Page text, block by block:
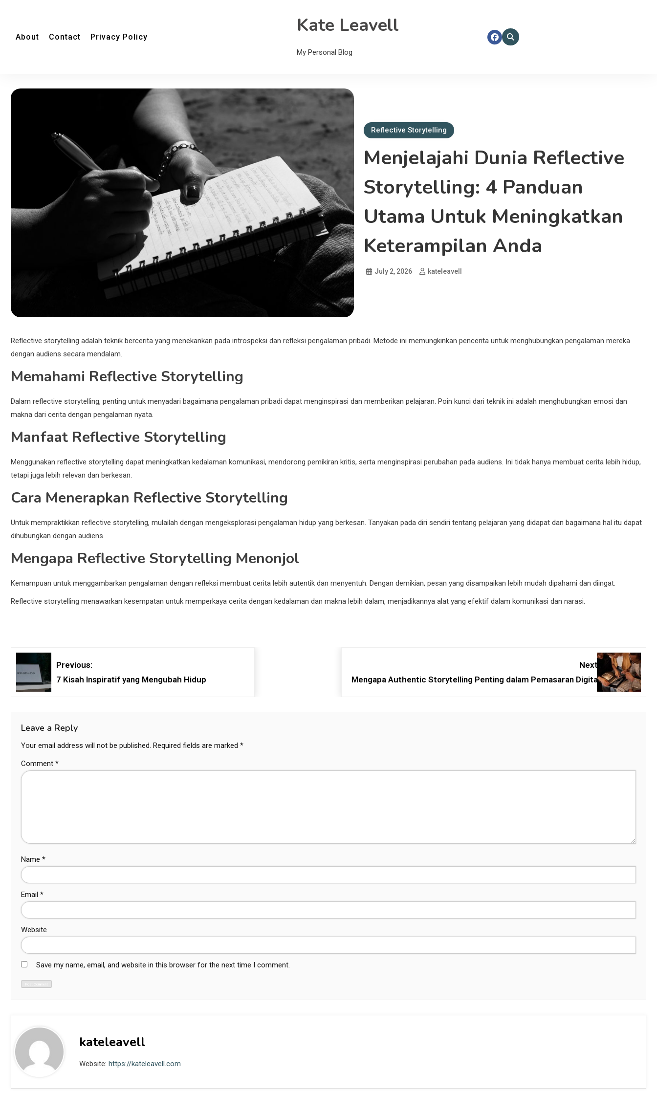
About Contact Privacy Policy Kate Leavell
My Personal Blog
Reflective Storytelling
Menjelajahi Dunia Reflective
Storytelling: 4 Panduan
Utama Untuk Meningkatkan
Keterampilan Anda
July 2, 2026 kateleavell
Reflective storytelling adalah teknik bercerita yang menekankan pada introspeksi dan refleksi pengalaman pribadi. Metode ini memungkinkan pencerita untuk menghubungkan pengalaman mereka
dengan audiens secara mendalam.
Memahami Reflective Storytelling
Dalam reflective storytelling, penting untuk menyadari bagaimana pengalaman pribadi dapat menginspirasi dan memberikan pelajaran. Poin kunci dari teknik ini adalah menghubungkan emosi dan
makna dari cerita dengan pengalaman nyata.
Manfaat Reflective Storytelling
Menggunakan reflective storytelling dapat meningkatkan kedalaman komunikasi, mendorong pemikiran kritis, serta menginspirasi perubahan pada audiens. Ini tidak hanya membuat cerita lebih hidup,
tetapi juga lebih relevan dan berkesan.
Cara Menerapkan Reflective Storytelling
Untuk mempraktikkan reflective storytelling, mulailah dengan mengeksplorasi pengalaman hidup yang berkesan. Tanyakan pada diri sendiri tentang pelajaran yang didapat dan bagaimana hal itu dapat
dihubungkan dengan audiens.
Mengapa Reflective Storytelling Menonjol
Kemampuan untuk menggambarkan pengalaman dengan refleksi membuat cerita lebih autentik dan menyentuh. Dengan demikian, pesan yang disampaikan lebih mudah dipahami dan diingat.
Reflective storytelling menawarkan kesempatan untuk memperkaya cerita dengan kedalaman dan makna lebih dalam, menjadikannya alat yang efektif dalam komunikasi dan narasi.
Previous:
7 Kisah Inspiratif yang Mengubah Hidup
Next:
Mengapa Authentic Storytelling Penting dalam Pemasaran Digital
Leave a Reply
Your email address will not be published. Required fields are marked *
Comment *
Name *
Email *
Website
Save my name, email, and website in this browser for the next time I comment.
kateleavell
Website: https://kateleavell.com